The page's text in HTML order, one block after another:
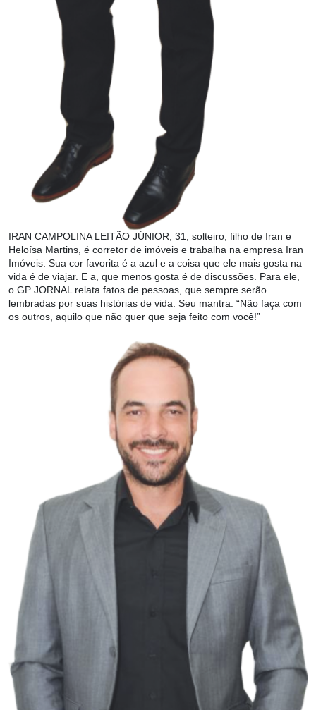
IRAN CAMPOLINA LEITÃO JÚNIOR, 31, solteiro, filho de Iran e
Heloísa Martins, é corretor de imóveis e trabalha na empresa Iran
Imóveis. Sua cor favorita é a azul e a coisa que ele mais gosta na
vida é de viajar. E a, que menos gosta é de discussões. Para ele,
o GP JORNAL relata fatos de pessoas, que sempre serão
lembradas por suas histórias de vida. Seu mantra: “Não faça com
os outros, aquilo que não quer que seja feito com você!”